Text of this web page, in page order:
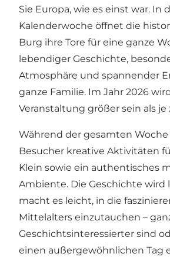
Sie Europa, wie es einst war. In
Kalenderwoche öffnet die
Burg ihre Tore für eine ganze
lebendiger Geschichte,
Atmosphäre und spannender
ganze Familie. Im Jahr 2026
Veranstaltung größer sein als je
Während der gesamten
Besucher kreative Aktivitäten
Klein sowie ein authentisches
Ambiente. Die Geschichte wird
macht es leicht, in die
Mittelalters einzutauchen –
Geschichtsinteressierter sind
einen außergewöhnlichen Tag